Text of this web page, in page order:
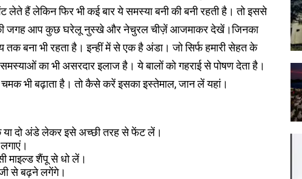
लेते हैं लेकिन फिर भी कई बार ये समस्या बनी की बनी रहती है। तो इससे
की जगह आप कुछ घरेलू नुस्खे और नेचुरल चीज़ें आजमाकर देखें।जिनका
बना भी रहता है। इन्हीं में से एक है अंडा। जो सिर्फ हमारी सेहत के
का भी असरदार इलाज है। ये बालों को गहराई से पोषण देता है।
भी बढ़ाता है। तो कैसे करें इसका इस्तेमाल, जान लें यहां।
या दो अंडे लेकर इसे अच्छी तरह से फेंट लें।
माइल्ड शैंपू से धो लें।
से बढ़ने लगेंगे।